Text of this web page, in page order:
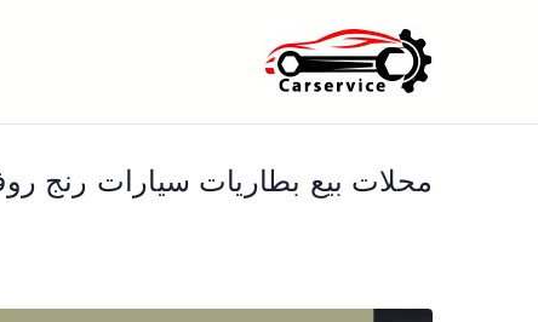
بنشر متنقل
بنشر متنقل الكويت كهرباء
محلات بيع بطاريات سيارات رنج